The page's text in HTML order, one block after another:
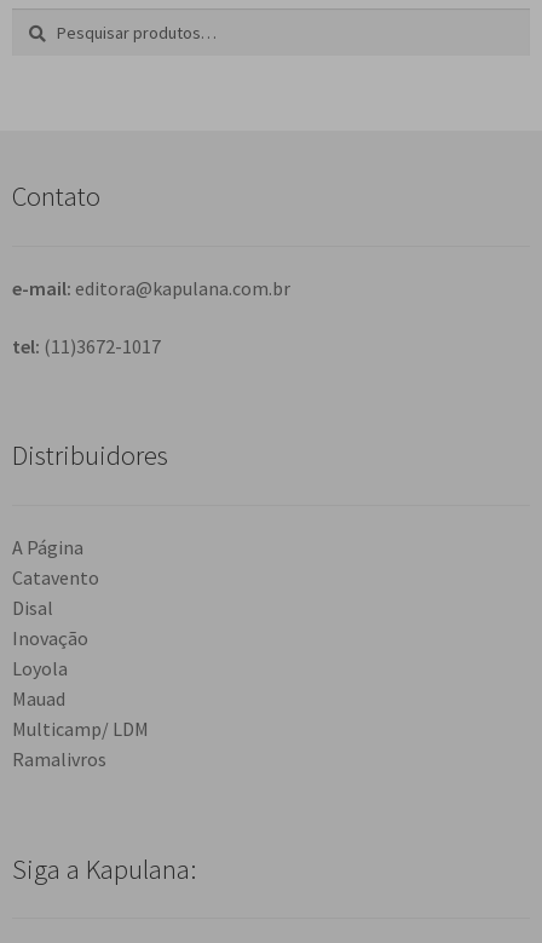
Pesquisar
a
Contato
e-mail: editora@kapulana.com.br
tel: (11)3672-1017
Distribuidores
A Página
Catavento
Disal
Inovação
Loyola
Mauad
Multicamp/ LDM
Ramalivros
Siga a Kapulana: